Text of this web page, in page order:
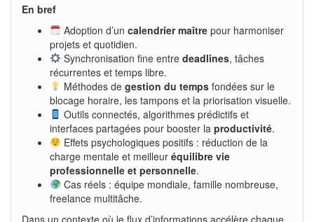
En bref
Adoption d’un calendrier maîtrepour harmoniser
projets et quotidien.
Synchronisation fine entre deadlines, tâches
récurrentes et temps libre.
Méthodes de gestion du tempsfondées sur le
blocage horaire, les tampons et la priorisation visuelle.
Outils connectés, algorithmes prédictifs et
interfaces partagées pour booster la productivité.
Effets psychologiques positifs : réduction de la
charge mentale et meilleur équilibre vie
professionnelle et personnelle.
Cas réels : équipe mondiale, famille nombreuse,
freelance multitâche.
Dans un contexte où le flux d’informations accélère chaque